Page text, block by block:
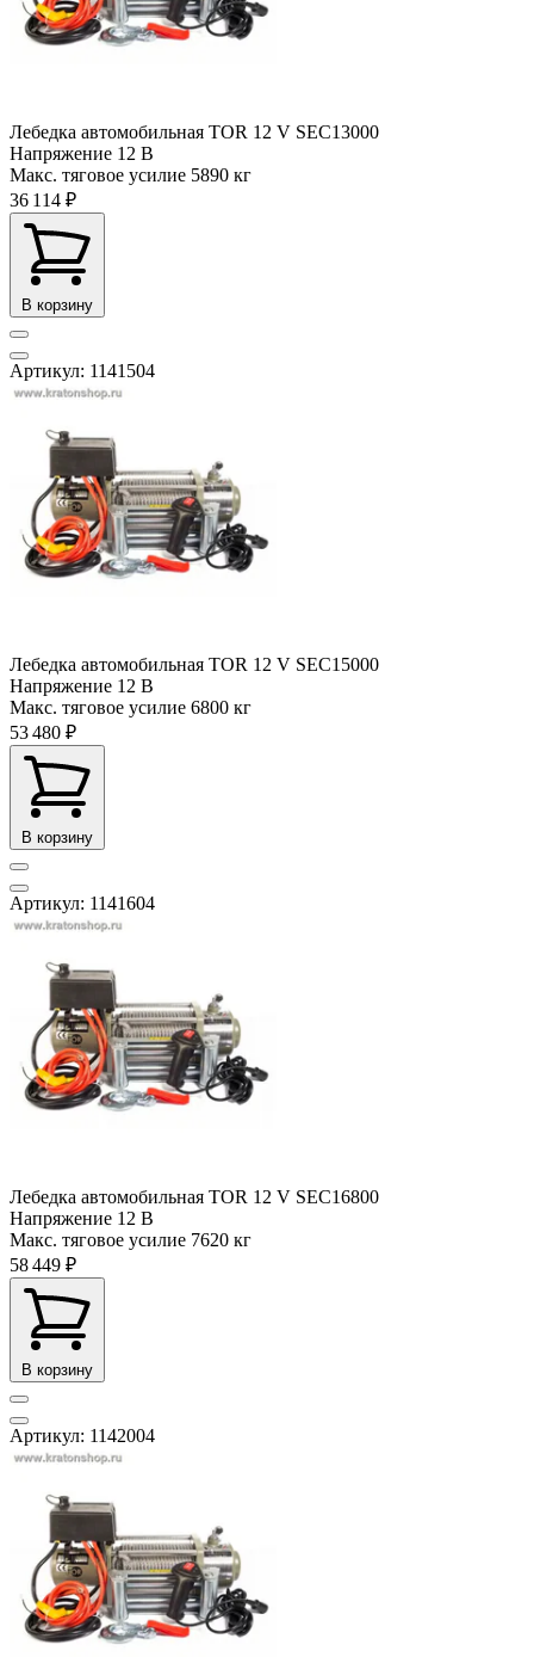
Лебедка автомобильная TOR 12 V SEC13000
Напряжение 12 В
Макс. тяговое усилие 5890 кг
36 114 ₽
В корзину
Артикул: 1141504
Лебедка автомобильная TOR 12 V SEC15000
Напряжение 12 В
Макс. тяговое усилие 6800 кг
53 480 ₽
В корзину
Артикул: 1141604
Лебедка автомобильная TOR 12 V SEC16800
Напряжение 12 В
Макс. тяговое усилие 7620 кг
58 449 ₽
В корзину
Артикул: 1142004